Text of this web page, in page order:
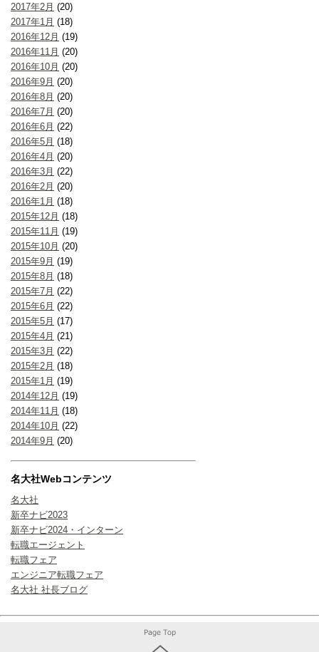
2017年2月 (20)
2017年1月 (18)
2016年12月 (19)
2016年11月 (20)
2016年10月 (20)
2016年9月 (20)
2016年8月 (20)
2016年7月 (20)
2016年6月 (22)
2016年5月 (18)
2016年4月 (20)
2016年3月 (22)
2016年2月 (20)
2016年1月 (18)
2015年12月 (18)
2015年11月 (19)
2015年10月 (20)
2015年9月 (19)
2015年8月 (18)
2015年7月 (22)
2015年6月 (22)
2015年5月 (17)
2015年4月 (21)
2015年3月 (22)
2015年2月 (18)
2015年1月 (19)
2014年12月 (19)
2014年11月 (18)
2014年10月 (22)
2014年9月 (20)
名大社Webコンテンツ
名大社
新卒ナビ2023
新卒ナビ2024・インターン
転職エージェント
転職フェア
エンジニア転職フェア
名大社 社長ブログ